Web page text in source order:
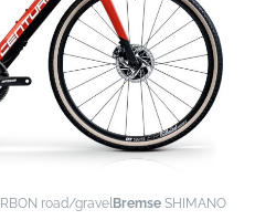
road/gravel Bremse SHIMANO